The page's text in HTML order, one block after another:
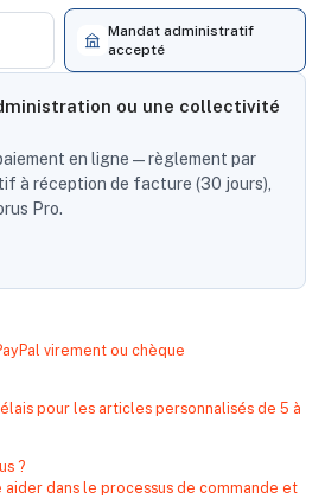
Mandat administratif
accepté
ou une collectivité
en ligne — règlement par
à réception de facture (30 jours),
Pro.
virement ou chèque
pour les articles personnalisés de 5 à
?
dans le processus de commande et